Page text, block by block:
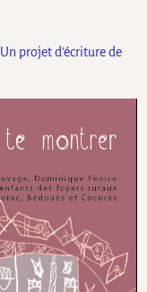
Un projet d’écriture de